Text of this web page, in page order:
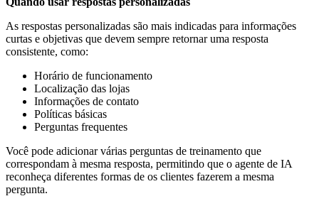
As respostas personalizadas são mais indicadas para informações
curtas e objetivas que devem sempre retornar uma resposta
consistente, como:
Horário de funcionamento
Localização das lojas
Informações de contato
Políticas básicas
Perguntas frequentes
Você pode adicionar várias perguntas de treinamento que
correspondam à mesma resposta, permitindo que o agente de IA
reconheça diferentes formas de os clientes fazerem a mesma
pergunta.